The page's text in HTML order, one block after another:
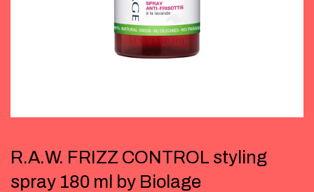
R.A.W. FRIZZ CONTROL styling
spray 180 ml by Biolage